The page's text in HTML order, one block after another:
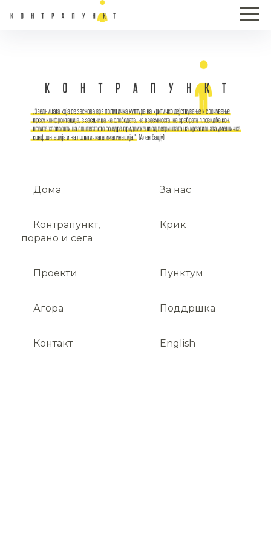
Дома За нас
Контрапункт,
порано и сега
Крик
Проекти Пунктум
Агора Поддршка
Контакт English